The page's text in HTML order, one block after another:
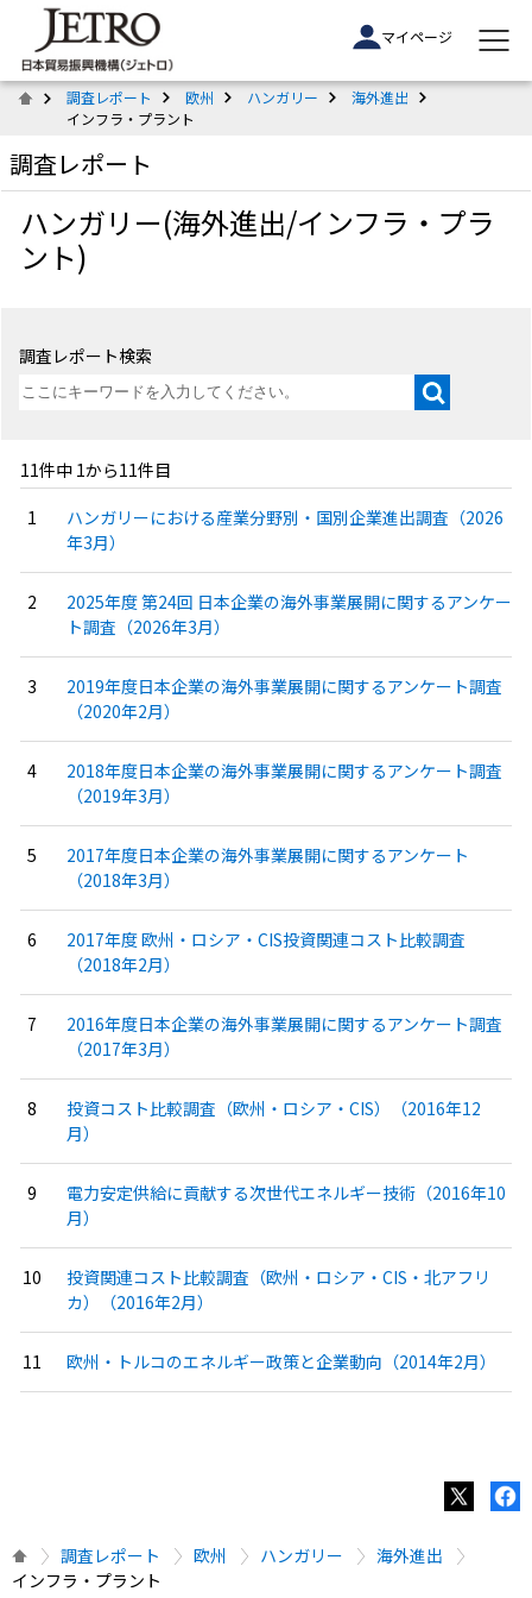
マイページ
調査レポート 欧州 ハンガリー
海外進出
インフラ・プラント
調査レポート
ハンガリー(海外進出/インフラ・プラ
ント)
調査レポート検索
11件中 1から11件目
ハンガリーにおける産業分野別・国別企業進出調査（2026
年3月）
2025年度 第24回 日本企業の海外事業展開に関するアンケー
ト調査（2026年3月）
2019年度日本企業の海外事業展開に関するアンケート調査
（2020年2月）
2018年度日本企業の海外事業展開に関するアンケート調査
（2019年3月）
2017年度日本企業の海外事業展開に関するアンケート
（2018年3月）
2017年度 欧州・ロシア・CIS投資関連コスト比較調査
（2018年2月）
2016年度日本企業の海外事業展開に関するアンケート調査
（2017年3月）
投資コスト比較調査（欧州・ロシア・CIS）（2016年12
月）
電力安定供給に貢献する次世代エネルギー技術（2016年10
月）
投資関連コスト比較調査（欧州・ロシア・CIS・北アフリ
カ）（2016年2月）
欧州・トルコのエネルギー政策と企業動向（2014年2月）
調査レポート 欧州 ハンガリー
海外進出
インフラ・プラント